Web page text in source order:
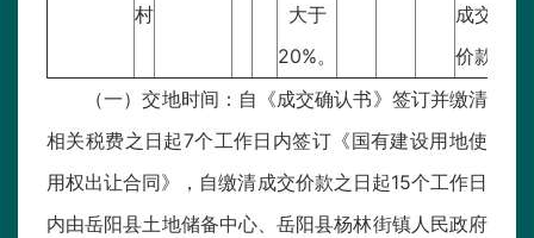
村
大于
20%。
成交
价款
（一）交地时间：自《成交确认书》签订并缴清
相关税费之日起7个工作日内签订《国有建设用地使
用权出让合同》，自缴清成交价款之日起15个工作日
内由岳阳县土地储备中心、岳阳县杨林街镇人民政府